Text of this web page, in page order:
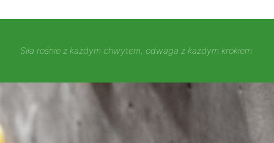
Siła rośnie z każdym chwytem, odwaga z każdym krokiem.